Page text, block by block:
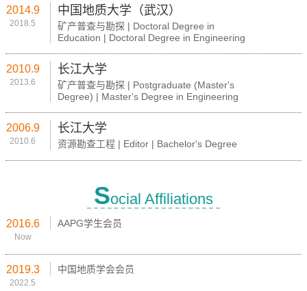
2014.9
2018.5
中国地质大学（武汉）
矿产普查与勘探 | Doctoral Degree in
Education | Doctoral Degree in Engineering
2010.9
2013.6
长江大学
矿产普查与勘探 | Postgraduate (Master's
Degree) | Master's Degree in Engineering
2006.9
2010.6
长江大学
资源勘查工程 | Editor | Bachelor's Degree
Social Affiliations
2016.6
Now
AAPG学生会员
2019.3
2022.5
中国地质学会会员